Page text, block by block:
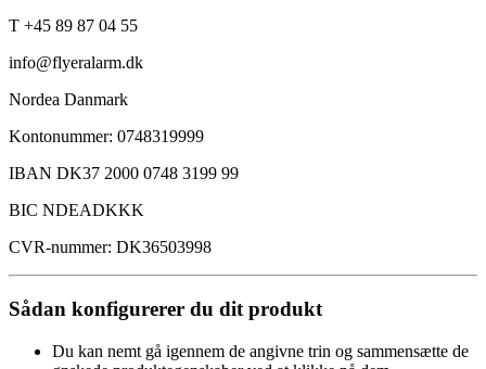
T +45 89 87 04 55
info@flyeralarm.dk
Nordea Danmark
Kontonummer: 0748319999
IBAN DK37 2000 0748 3199 99
BIC NDEADKKK
CVR-nummer: DK36503998
Sådan konfigurerer du dit produkt
Du kan nemt gå igennem de angivne trin og sammensætte de